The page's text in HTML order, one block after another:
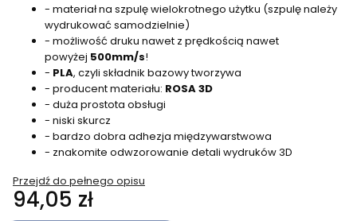
- materiał na szpulę wielokrotnego użytku (szpulę należy
wydrukować samodzielnie)
- możliwość druku nawet z prędkością nawet
powyżej 500mm/s!
- PLA, czyli składnik bazowy tworzywa
- producent materiału: ROSA 3D
- duża prostota obsługi
- niski skurcz
- bardzo dobra adhezja międzywarstwowa
- znakomite odwzorowanie detali wydruków 3D
Przejdź do pełnego opisu
Cena
94,05 zł